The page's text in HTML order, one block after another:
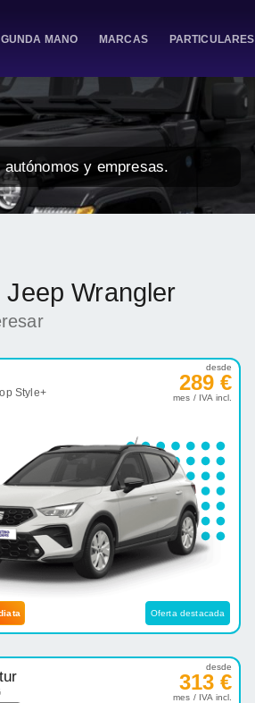
MANO MARCAS PARTICULARES
y empresas.
Wrangler
Style+
desde
289 €
mes / IVA incl.
Oferta destacada
desde
313 €
mes / IVA incl.